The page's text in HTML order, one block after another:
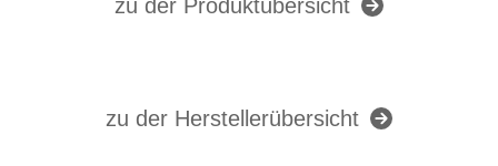
zu der Produktübersicht
zu der Herstellerübersicht